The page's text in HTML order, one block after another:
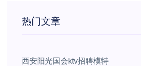
热门文章
西安阳光国会ktv招聘模特